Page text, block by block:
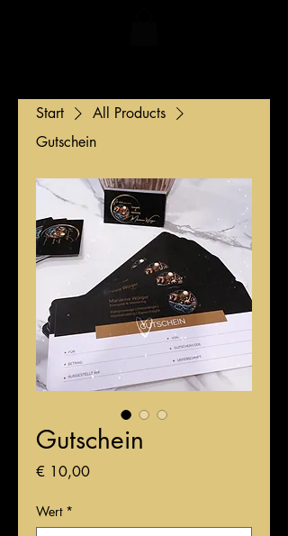
Start
All Products
Gutschein
Gutschein
€ 10,00Preis
Wert *